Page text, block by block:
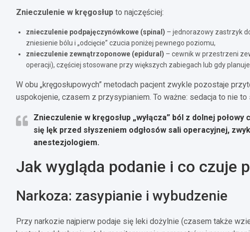
Znieczulenie w kręgosłup to najczęściej:
znieczulenie podpajęczynówkowe (spinal) – jednorazowy zastrzyk
zniesienie bólu i „odcięcie” czucia poniżej pewnego poziomu,
znieczulenie zewnątrzoponowe (epidural) – cewnik w przestrzeni
operacji), częściej stosowane przy większych zabiegach lub gdy planuje
W obu „kręgosłupowych” metodach pacjent zwykle pozostaje
uspokojenie, czasem z przysypianiem. To ważne: sedacja to nie to
Znieczulenie w kręgosłup „wyłącza” ból z dolnej połowy
się lęk przed słyszeniem odgłosów sali operacyjnej,
anestezjologiem.
Jak wygląda podanie i co czuje
Narkoza: zasypianie i wybudzenie
Przy narkozie najpierw podaje się leki dożylnie (czasem także